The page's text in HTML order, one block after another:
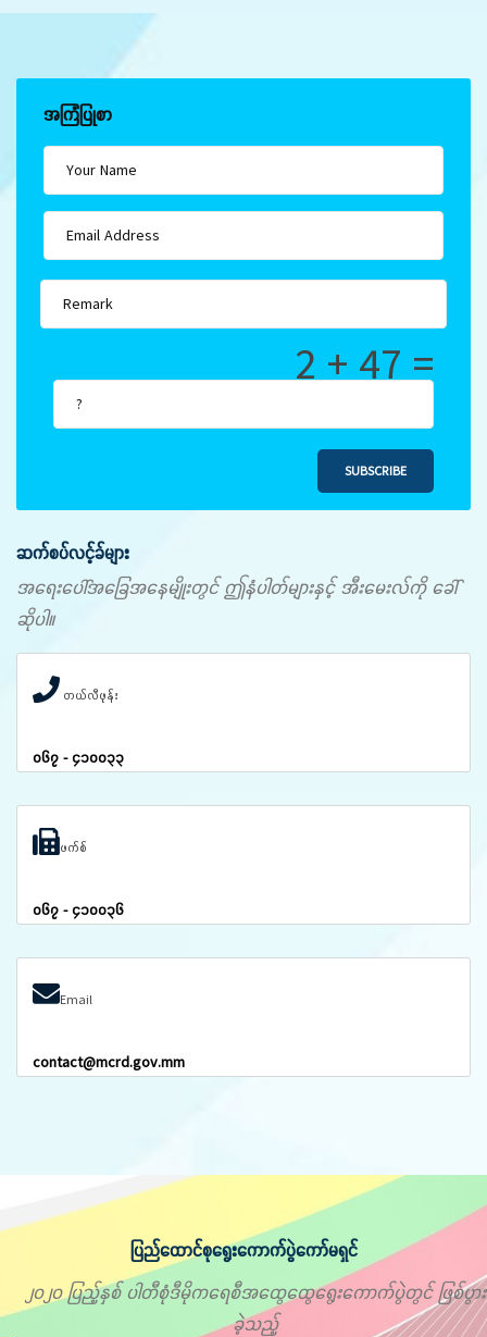
အကြံပြုစာ
2 + 47 =
SUBSCRIBE
ဆက်စပ်လင့်ခ်များ
အရေးပေါ်အခြေအနေမျိုးတွင် ဤနံပါတ်များနှင့် အီးမေးလ်ကို ခေါ်
ဆိုပါ။
တယ်လီဖုန်း
၀၆၇ - ၄၁၀၀၃၃
ဖက်စ်
၀၆၇ - ၄၁၀၀၃၆
Email
contact@mcrd.gov.mm
ပြည်ထောင်စုရွေးကောက်ပွဲကော်မရှင်
၂၀၂၀ ပြည့်နှစ် ပါတီစုံဒီမိုကရေစီအထွေထွေရွေးကောက်ပွဲတွင် ဖြစ်ပွား
ခဲ့သည့်